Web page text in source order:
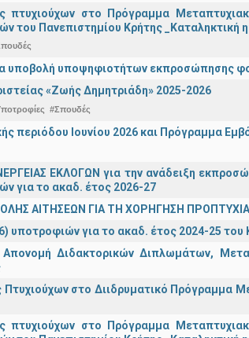
πτυχιούχων στo Πρόγραμμα
του Πανεπιστημίου Κρήτης _Καταληκτική
υποβολή υποψηφιοτήτων εκπροσώπησης
«Ζωής Δημητριάδη» 2025-2026
#Σπουδές
περιόδου Ιουνίου 2026 και Πρόγραμμα
ΕΚΛΟΓΩΝ για την ανάδειξη
για το ακαδ. έτος 2026-27
ΑΙΤΗΣΕΩΝ ΓΙΑ ΤΗ ΧΟΡΗΓΗΣΗ
υποτροφιών για το ακαδ. έτος 2024-25
Διδακτορικών Διπλωμάτων,
Πτυχιούχων στο Διιδρυματικό Πρόγραμμα
πτυχιούχων στo Πρόγραμμα